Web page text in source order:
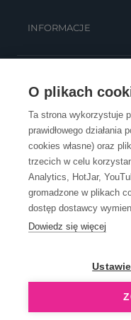
O plikach
Ta strona wykorzystuje
prawidłowego
cookies własne) oraz
trzecich w celu
Analytics, HotJar,
gromadzone w plikach
dostęp dostawcy
Dowiedz się więcej
INFORMACJE
OBSŁUGA KLIENTA
KONTAKT
OpenGift